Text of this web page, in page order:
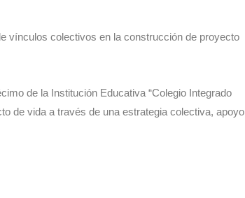
vínculos colectivos en la construcción de proyecto
de la Institución Educativa “Colegio Integrado
de vida a través de una estrategia colectiva, apoyo